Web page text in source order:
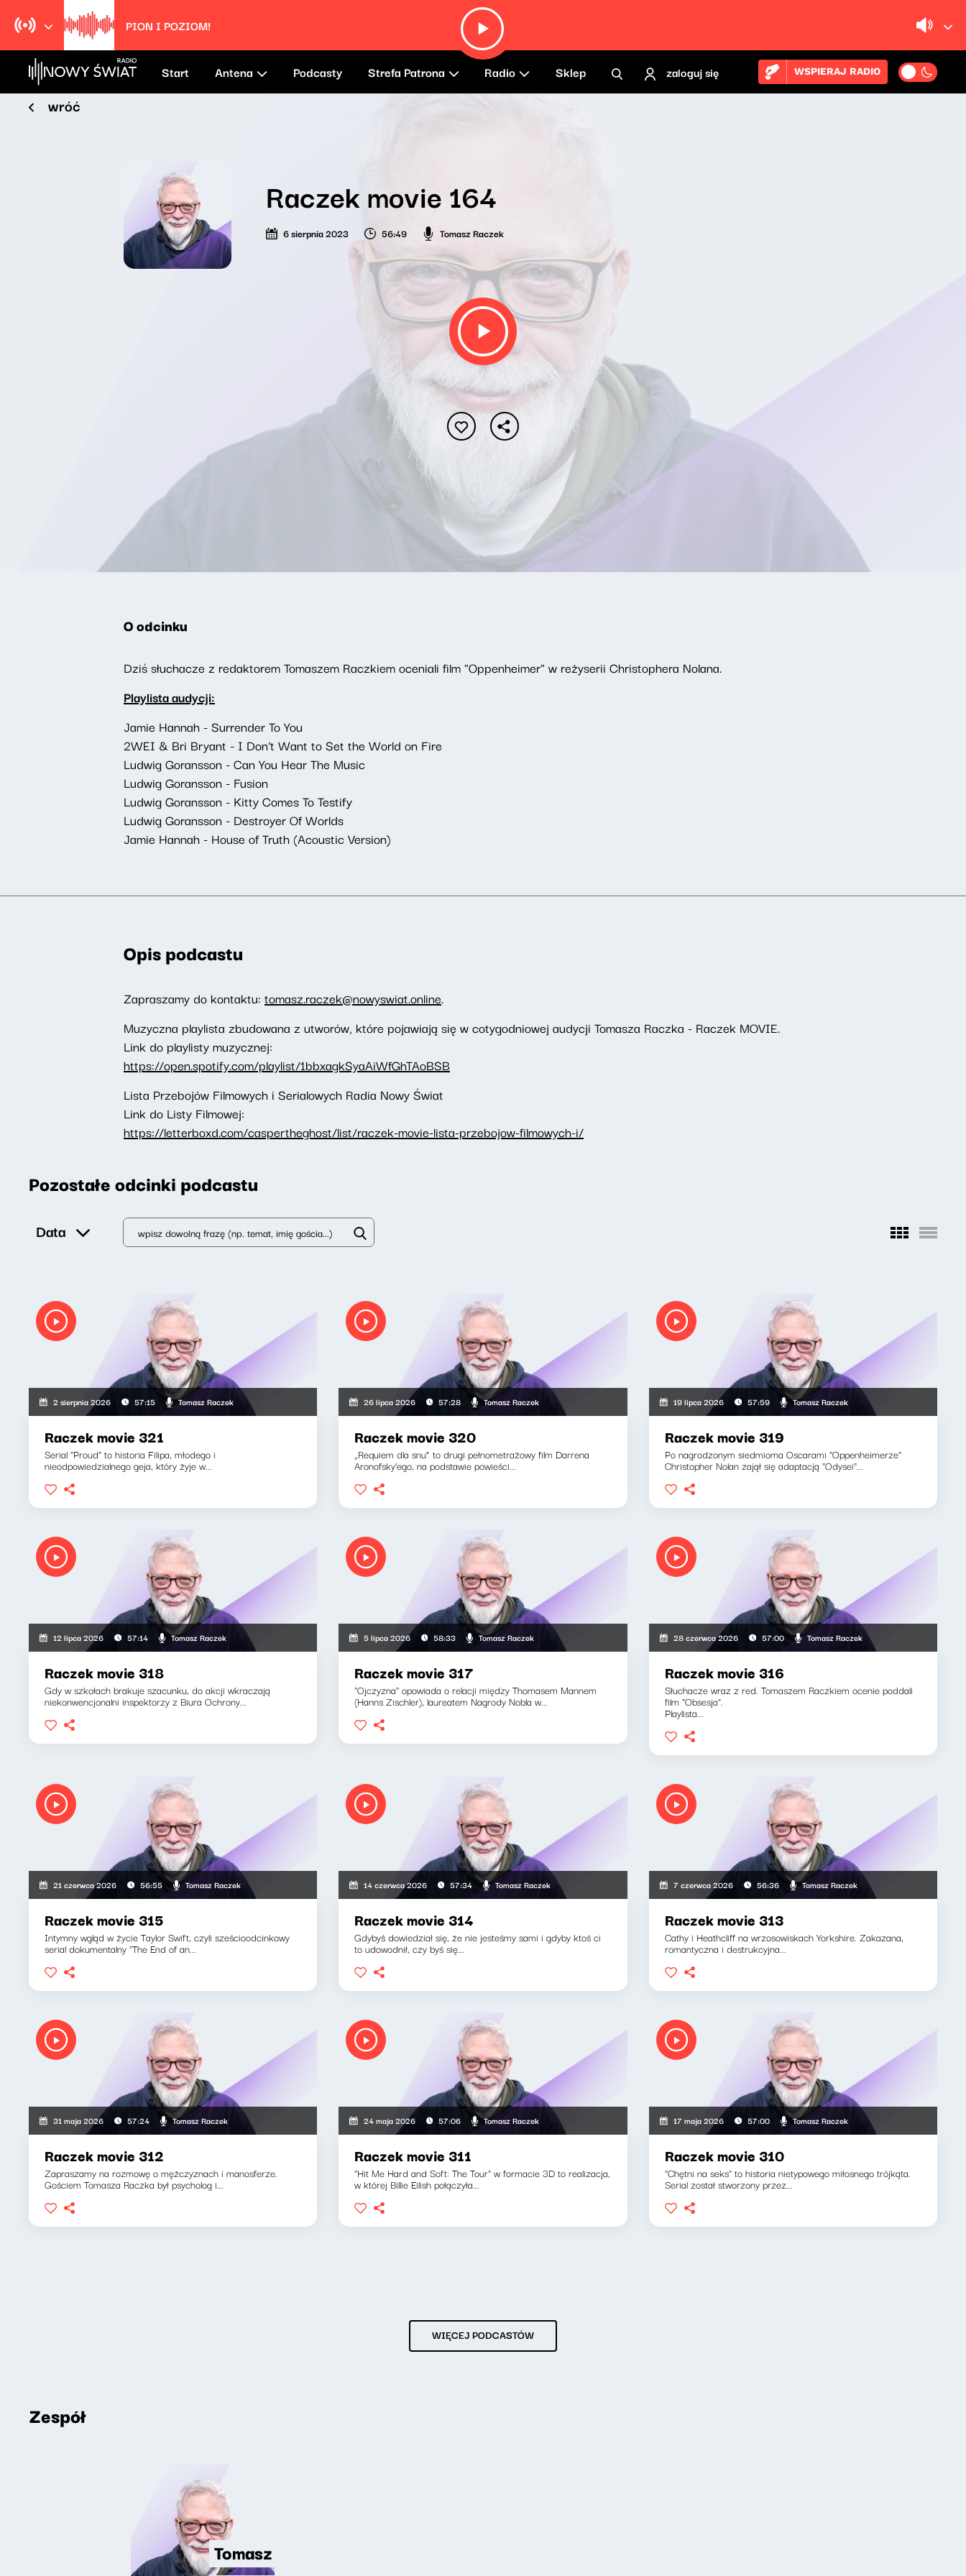
PION I POZIOM!
Start Antena Podcasty Strefa Patrona Radio Sklep zaloguj się WSPIERAJ RADIO
wróć
Raczek movie 164
6 sierpnia 2023 56:49 Tomasz Raczek
O odcinku
Dziś słuchacze z redaktorem Tomaszem Raczkiem oceniali film "Oppenheimer" w reżyserii Christophera Nolana.
Playlista audycji:
Jamie Hannah - Surrender To You
2WEI & Bri Bryant - I Don't Want to Set the World on Fire
Ludwig Goransson - Can You Hear The Music
Ludwig Goransson - Fusion
Ludwig Goransson - Kitty Comes To Testify
Ludwig Goransson - Destroyer Of Worlds
Jamie Hannah - House of Truth (Acoustic Version)
Opis podcastu
Zapraszamy do kontaktu: tomasz.raczek@nowyswiat.online.
Muzyczna playlista zbudowana z utworów, które pojawiają się w cotygodniowej audycji Tomasza Raczka - Raczek MOVIE.
Link do playlisty muzycznej:
https://open.spotify.com/playlist/1bbxagkSyaAiWfGhTAoBSB
Lista Przebojów Filmowych i Serialowych Radia Nowy Świat
Link do Listy Filmowej:
https://letterboxd.com/caspertheghost/list/raczek-movie-lista-przebojow-filmowych-i/
Pozostałe odcinki podcastu
Data
2 sierpnia 2026 57:15 Tomasz Raczek
Raczek movie 321
Serial "Proud" to historia Filipa, młodego i
nieodpowiedzialnego geja, który żyje w...
26 lipca 2026 57:28 Tomasz Raczek
Raczek movie 320
„Requiem dla snu” to drugi pełnometrażowy film Darrena
Aronofsky’ego, na podstawie powieści...
19 lipca 2026 57:59 Tomasz Raczek
Raczek movie 319
Po nagrodzonym siedmioma Oscarami "Oppenheimerze"
Christopher Nolan zajął się adaptacją "Odysei"...
12 lipca 2026 57:14 Tomasz Raczek
Raczek movie 318
Gdy w szkołach brakuje szacunku, do akcji wkraczają
niekonwencjonalni inspektorzy z Biura Ochrony...
5 lipca 2026 58:33 Tomasz Raczek
Raczek movie 317
"Ojczyzna" opowiada o relacji między Thomasem Mannem
(Hanns Zischler), laureatem Nagrody Nobla w...
28 czerwca 2026 57:00 Tomasz Raczek
Raczek movie 316
Słuchacze wraz z red. Tomaszem Raczkiem ocenie poddali
film "Obsesja".
Playlista...
21 czerwca 2026 56:55 Tomasz Raczek
Raczek movie 315
Intymny wgląd w życie Taylor Swift, czyli sześcioodcinkowy
serial dokumentalny "The End of an...
14 czerwca 2026 57:34 Tomasz Raczek
Raczek movie 314
Gdybyś dowiedział się, że nie jesteśmy sami i gdyby ktoś ci
to udowodnił, czy byś się...
7 czerwca 2026 56:36 Tomasz Raczek
Raczek movie 313
Cathy i Heathcliff na wrzosowiskach Yorkshire. Zakazana,
romantyczna i destrukcyjna...
31 maja 2026 57:24 Tomasz Raczek
Raczek movie 312
Zapraszamy na rozmowę o mężczyznach i manosferze.
Gościem Tomasza Raczka był psycholog i...
24 maja 2026 57:06 Tomasz Raczek
Raczek movie 311
"Hit Me Hard and Soft: The Tour" w formacie 3D to realizacja,
w której Billie Eilish połączyła...
17 maja 2026 57:00 Tomasz Raczek
Raczek movie 310
"Chętni na seks" to historia nietypowego miłosnego trójkąta.
Serial został stworzony przez...
WIĘCEJ PODCASTÓW
Zespół
Tomasz